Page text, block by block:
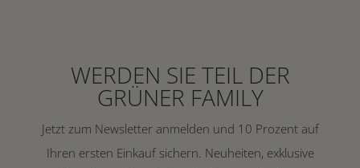
WERDEN SIE TEIL DER
GRÜNER FAMILY
Jetzt zum Newsletter anmelden und 10 Prozent auf
Ihren ersten Einkauf sichern. Neuheiten, exklusive